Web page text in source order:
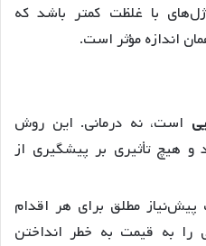
با غلظت کمتر باشد که
اندازه مؤثر است.
است، نه درمانی. این روش
و هیچ تأثیری بر پیشگیری از
مطلق برای هر اقدام
را به قیمت به خطر انداختن